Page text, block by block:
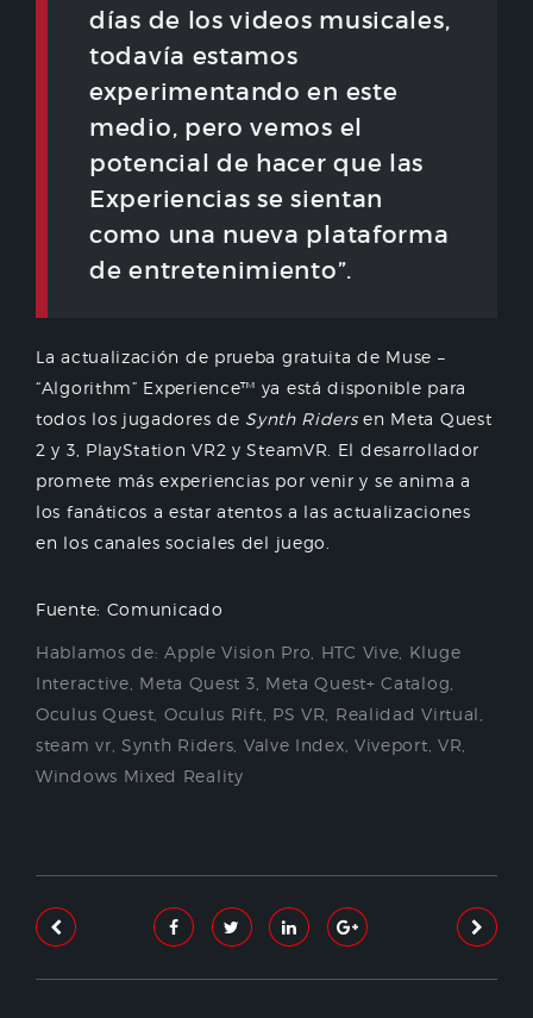
días de los videos musicales,
todavía estamos
experimentando en este
medio, pero vemos el
potencial de hacer que las
Experiencias se sientan
como una nueva plataforma
de entretenimiento”.
La actualización de prueba gratuita de Muse –
“Algorithm” Experience™ ya está disponible para
todos los jugadores de Synth Ridersen Meta Quest
2 y 3, PlayStation VR2 y SteamVR. El desarrollador
promete más experiencias por venir y se anima a
los fanáticos a estar atentos a las actualizaciones
en los canales sociales del juego.
Fuente: Comunicado
Hablamos de:Apple Vision Pro HTC Vive Kluge
Interactive Meta Quest 3 Meta Quest+ Catalog
Oculus Quest Oculus Rift PS VR Realidad Virtual
steam vr ,Synth Riders Valve Index Viveport VR
Windows Mixed Reality